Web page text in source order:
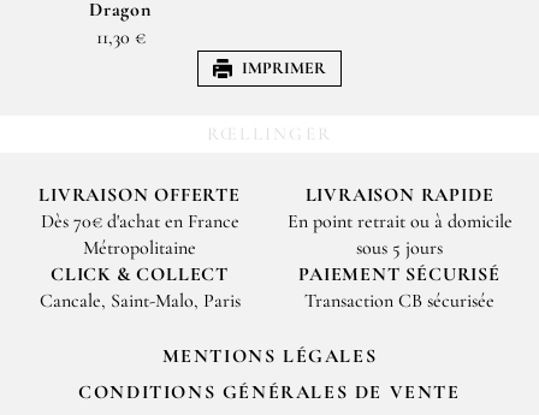
Dragon
11,30 €
IMPRIMER
RŒLLINGER
LIVRAISON OFFERTE
Dès 70€ d'achat en France
Métropolitaine
LIVRAISON RAPIDE
En point retrait ou à domicile
sous 5 jours
CLICK & COLLECT
Cancale, Saint-Malo, Paris
PAIEMENT SÉCURISÉ
Transaction CB sécurisée
MENTIONS LÉGALES
CONDITIONS GÉNÉRALES DE VENTE